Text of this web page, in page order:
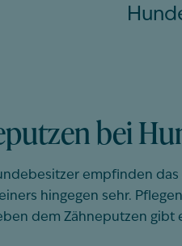
bei
empfinden
hingegen sehr.
dem Zähneputzen gibt